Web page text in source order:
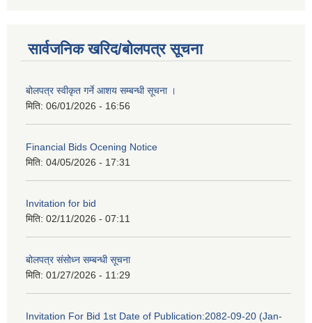
सार्वजनिक खरिद/बोलपत्र सूचना
बोलपत्र स्वीकृत गर्ने आशय सम्बन्धी सूचना ।
मिति: 06/01/2026 - 16:56
Financial Bids Ocening Notice
मिति: 04/05/2026 - 17:31
Invitation for bid
मिति: 02/11/2026 - 07:11
बोलपत्र संसोध्न सम्बन्धी सूचना
मिति: 01/27/2026 - 11:29
Invitation For Bid 1st Date of Publication:2082-09-20 (Jan-